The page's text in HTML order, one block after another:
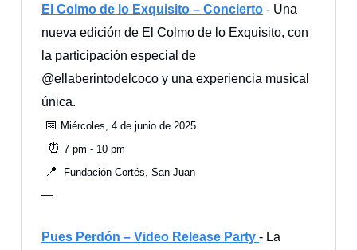
El Colmo de lo Exquisito – Concierto - Una
nueva edición de El Colmo de lo Exquisito, con
la participación especial de
@ellaberintodelcoco y una experiencia musical
única.
📅 Miércoles, 4 de junio de 2025
⏰ 7 pm - 10 pm
📍 Fundación Cortés, San Juan
—
Pues Perdón – Video Release Party - La